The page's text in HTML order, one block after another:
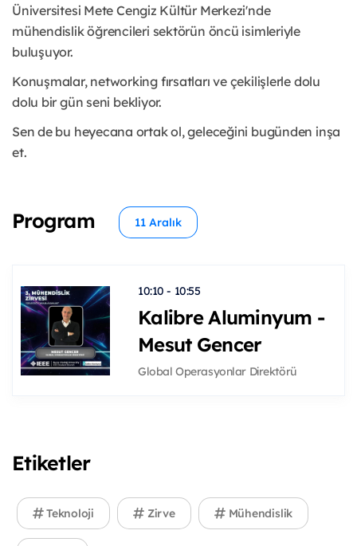
Üniversitesi Mete Cengiz Kültür Merkezi'nde
mühendislik öğrencileri sektörün öncü isimleriyle
buluşuyor.
Konuşmalar, networking fırsatları ve çekilişlerle dolu
dolu bir gün seni bekliyor.
Sen de bu heyecana ortak ol, geleceğini bugünden inşa
et.
Program 11 Aralık
10:10 - 10:55
Kalibre Aluminyum -
Mesut Gencer
Global Operasyonlar Direktörü
Etiketler
Teknoloji Zirve Mühendislik